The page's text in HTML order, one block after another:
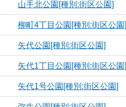
山手北公園[種別:街区公園]
柳町4丁目公園[種別:街区公園]
矢代公園[種別:街区公園]
矢代1丁目公園[種別:街区公園]
矢代1号公園[種別:街区公園]